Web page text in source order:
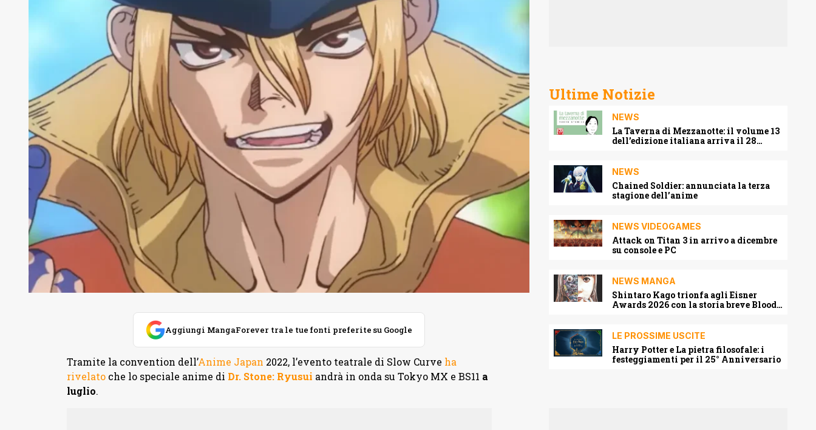
Aggiungi MangaForever tra le tue fonti preferite su Google
Tramite la convention dell’Anime Japan 2022, l’evento teatrale di Slow Curve ha
rivelatoche lo speciale anime di Dr. Stone: Ryusui andrà in onda su Tokyo MX e BS11 a
luglio.
Ultime Notizie
NEWS
La Taverna di Mezzanotte: il volume 13
dell’edizione italiana arriva il 28
NEWS
Chained Soldier: annunciata la terza
stagione dell’anime
NEWS VIDEOGAMES
Attack on Titan 3 in arrivo a dicembre
su console e PC
NEWS MANGA
Shintaro Kago trionfa agli Eisner
Awards 2026 con la storia breve Blood
LE PROSSIME USCITE
Harry Potter e La pietra filosofale: i
festeggiamenti per il 25° Anniversario